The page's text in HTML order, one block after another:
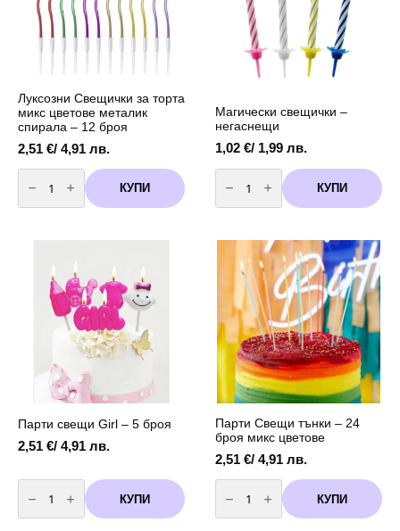
Луксозни Свещички за торта
микс цветове металик
спирала – 12 броя
2,51 €/ 4,91 лв.
количество
за
Луксозни
Свещички
микс
спирала
КУПИ
Магически свещички –
негаснещи
1,02 €/ 1,99 лв.
количество
за
Магически
свещички
КУПИ
Парти свещи Girl – 5 броя
2,51 €/ 4,91 лв.
количество
за
Парти
свещи
КУПИ
Парти Свещи тънки – 24
броя микс цветове
2,51 €/ 4,91 лв.
количество
за
Парти
Свещи
КУПИ